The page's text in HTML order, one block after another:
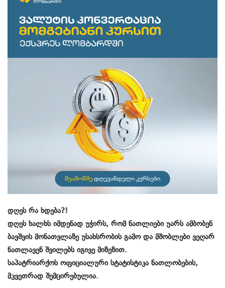
დღეს რა ხდება?!
დღეს ხალხს იმდენად უჭირს, რომ ნათლიები უარს ამბობენ
ბავშვის მონათვლაზე უსახსრობის გამო და მშობლები ვეღარ
ნათლავენ შვილებს იგივე მიზეზით.
საპატრიარქოს ოფიციალური სტატისტიკა ნათლობების,
მკვეთრად შემცირებულია.